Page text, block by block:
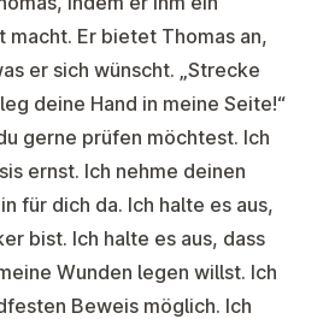
macht. Er bietet Thomas an,
er sich wünscht. „Strecke
deine Hand in meine Seite!“
gerne prüfen möchtest. Ich
ernst. Ich nehme deinen
für dich da. Ich halte es aus,
bist. Ich halte es aus, dass
Wunden legen willst. Ich
Beweis möglich. Ich